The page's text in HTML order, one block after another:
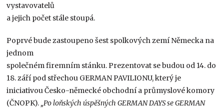
vystavovatelů
a jejich počet stále stoupá.
Poprvé bude zastoupeno šest spolkových zemí Německa na
jednom
společném firemním stánku. Prezentovat se budou od 14. do
18. září pod střechou GERMAN PAVILIONU, který je
iniciativou Česko-německé obchodní a průmyslové komory
(ČNOPK). „Po loňských úspěšných GERMAN DAYS se GERMAN